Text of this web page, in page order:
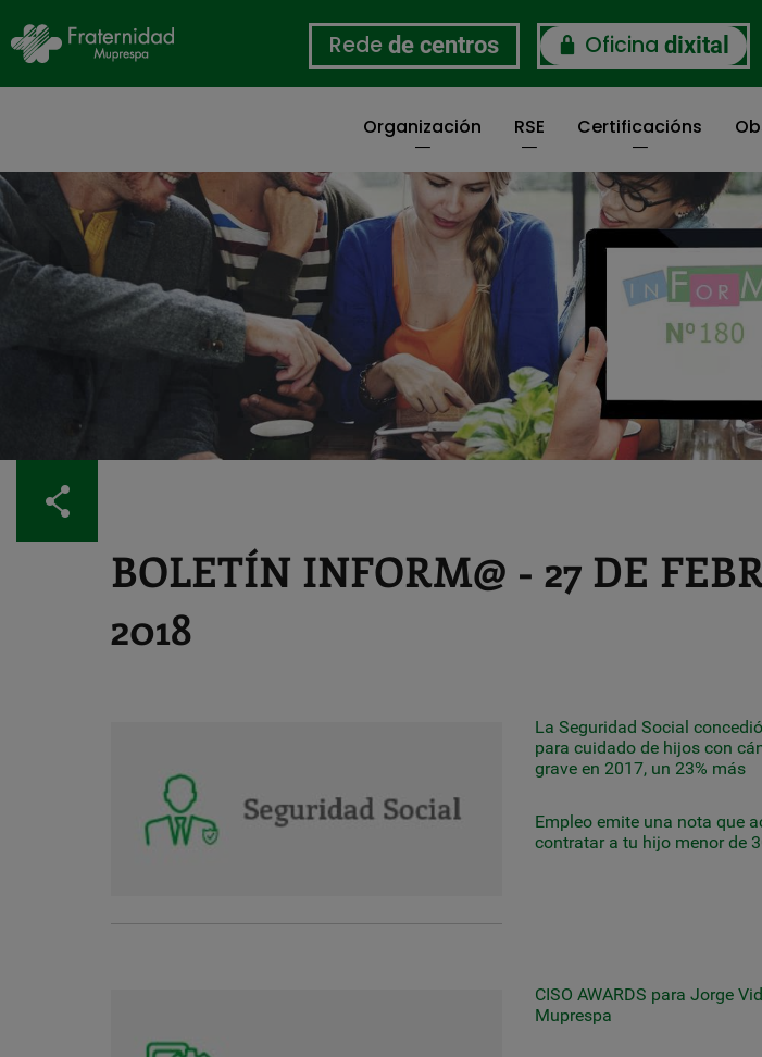
o
contido
principal
Rede de centros Oficina dixital
Organización RSE Certificacións
BOLETÍN INFORM@ - 27 DE
2018
La Seguridad Social
para cuidado de hijos con
grave en 2017, un 23% más
Empleo emite una nota que
contratar a tu hijo menor de
CISO AWARDS para Jorge
Muprespa